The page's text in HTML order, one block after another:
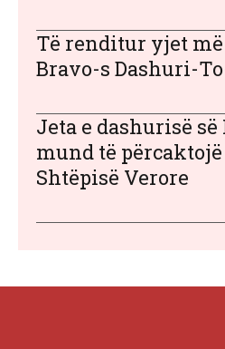
Të renditur yjet
Bravo-s Dashuri-
Jeta e dashurisë së
mund të përcaktojë
Shtëpisë Verore